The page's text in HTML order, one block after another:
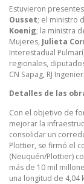
Estuvieron
Ousset; el ministro
Koenig; la ministra
Mujeres, Julieta
Interestadual Pulmarí,
regionales,
CN Sapag, RJ
Detalles de las
Con el objetivo de
mejorar la
consolidar un
Plottier, se firmó el
(Neuquén/Plottier)
más de 10 mil
una longitud de 4,04